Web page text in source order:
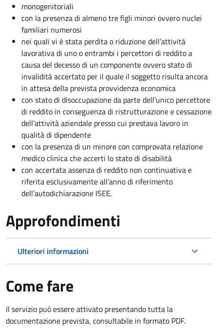
monogenitoriali
con la presenza di almeno tre figli minori ovvero nuclei
familiari numerosi
nei quali vi è stata perdita o riduzione dell’attività
lavorativa di uno o entrambi i percettori di reddito a
causa del decesso di un componente ovvero stato di
invalidità accertato per il quale il soggetto risulta ancora
in attesa della prevista provvidenza economica
con stato di disoccupazione da parte dell’unico percettore
di reddito in conseguenza di ristrutturazione e cessazione
dell’attività aziendale presso cui prestava lavoro in
qualità di dipendente
con la presenza di un minore con comprovata relazione
medico clinica che accerti lo stato di disabilità
con accertata assenza di reddito non continuativa e
riferita esclusivamente all’anno di riferimento
dell’autodichiarazione ISEE.
Approfondimenti
Ulteriori informazioni
Come fare
Il servizio può essere attivato presentando tutta la
documentazione prevista, consultabile in formato PDF.